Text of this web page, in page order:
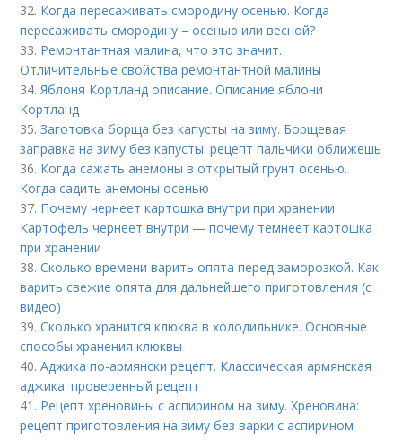
32. Когда пересаживать смородину осенью. Когда
пересаживать смородину – осенью или весной?
33. Ремонтантная малина, что это значит.
Отличительные свойства ремонтантной малины
34.Яблоня Кортланд описание. Описание яблони
Кортланд
35.Заготовка борща без капусты на зиму. Борщевая
заправка на зиму без капусты: рецепт пальчики оближешь
36. Когда сажать анемоны в открытый грунт осенью.
Когда садить анемоны осенью
37. Почему чернеет картошка внутри при хранении.
Картофель чернеет внутри — почему темнеет картошка
при хранении
38.Сколько времени варить опята перед заморозкой. Как
варить свежие опята для дальнейшего приготовления (с
видео)
39.Сколько хранится клюква в холодильнике. Основные
способы хранения клюквы
40.Аджика по-армянски рецепт. Классическая армянская
аджика: проверенный рецепт
41. Рецепт хреновины с аспирином на зиму. Хреновина:
рецепт приготовления на зиму без варки с аспирином